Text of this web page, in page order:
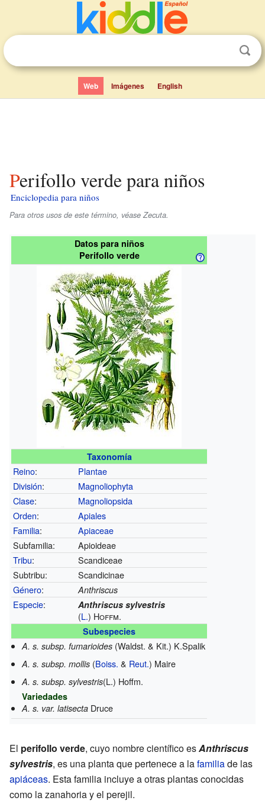
Web Imágenes English
Perifollo verde para niños
Enciclopedia para niños
Para otros usos de este término, véase Zecuta.
Datos para niños
Perifollo verde
Taxonomía
Reino:
Plantae
División:
Magnoliophyta
Clase:
Magnoliopsida
Orden:
Apiales
Familia:
Apiaceae
Subfamilia:
Apioideae
Tribu:
Scandiceae
Subtribu:
Scandicinae
Género: Anthriscus
Especie: Anthriscus sylvestris
(L.) Hoffm.
Subespecies
A. s. subsp. fumarioides(Waldst. & Kit.) K.Spalik
A. s. subsp. mollis(Boiss. & Reut.) Maire
A. s. subsp. sylvestris(L.) Hoffm.
Variedades
A. s. var. latisectaDruce
El perifollo verde, cuyo nombre científico esAnthriscus
sylvestris, es una planta que pertenece a lafamiliade las
apiáceas. Esta familia incluye a otras plantas conocidas
como la zanahoria y el perejil.